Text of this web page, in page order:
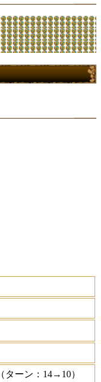
（ターン：14→10）